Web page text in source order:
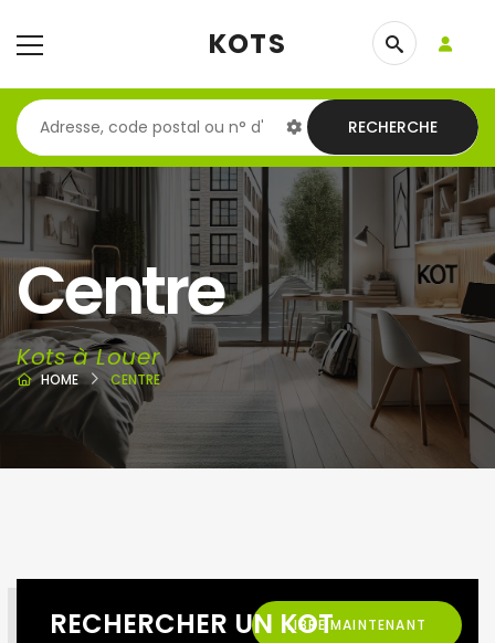
KOTS
RECHERCHE
Centre
Kots à Louer
HOME CENTRE
RECHERCHER UN KOTLIBRE MAINTENANT